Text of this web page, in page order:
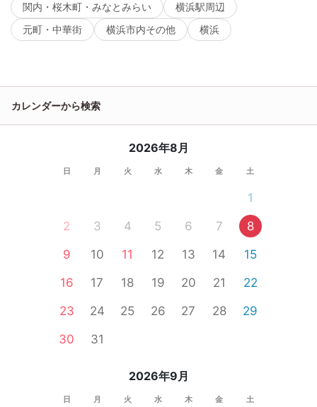
関内・桜木町・みなとみらい
横浜駅周辺
元町・中華街
横浜市内その他 横浜
カレンダーから検索
2026年8月
日 月 火 水 木 金 土
1
2
3 4 5 6 7
8
9
10 11 12 13 14
15
16
17 18 19 20 21
22
23
24 25 26 27 28
29
30
31
2026年9月
日 月 火 水 木 金 土